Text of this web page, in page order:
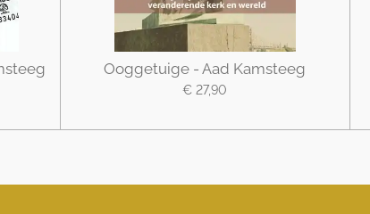
Ooggetuige - Aad Kamsteeg
€ 27,90